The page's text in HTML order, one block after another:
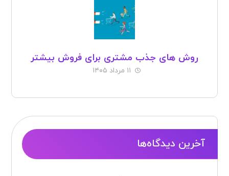
روش های جذب مشتری برای فروش بیشتر
۱۱ مرداد ۱۴۰۵
آخرین دیدگاه‌ها